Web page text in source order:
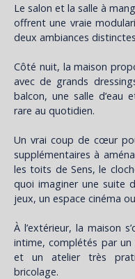
Le salon et la salle à
offrent une vraie
deux ambiances
Côté nuit, la maison
avec de grands
balcon, une salle d’eau
rare au quotidien.
Un vrai coup de cœur
supplémentaires à
les toits de Sens, le
quoi imaginer une suite
jeux, un espace cinéma
À l’extérieur, la maison
intime, complétés par un
et un atelier très
bricolage.